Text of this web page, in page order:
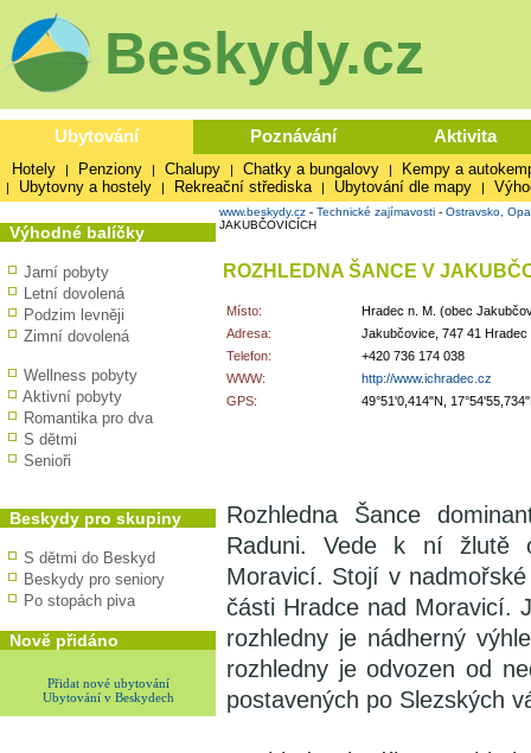
Beskydy.cz
Ubytování Poznávání Aktivita
Hotely | Penziony | Chalupy | Chatky a bungalovy | Kempy a
| Ubytovny a hostely | Rekreační střediska | Ubytování dle mapy |
Výhodné balíčky
Jarní pobyty
Letní dovolená
Podzim levněji
Zimní dovolená
Wellness pobyty
Aktivní pobyty
Romantika pro dva
S dětmi
Senioři
Beskydy pro skupiny
S dětmi do Beskyd
Beskydy pro seniory
Po stopách piva
Nově přidáno
Přidat nové ubytování
Ubytování v Beskydech
www.beskydy.cz - Technické zajímavosti - Ostravsko,
JAKUBČOVICÍCH
ROZHLEDNA ŠANCE V
Místo:
Hradec n. M. (obec
Adresa:
Jakubčovice, 747 41
Telefon:
+420 736 174 038
WWW:
http://www.ichradec.cz
GPS:
49°51'0,414"N,
Rozhledna Šance
Raduni. Vede k ní žlutě
Moravicí. Stojí v
části Hradce nad Moravicí.
rozhledny je nádherný
rozhledny je odvozen od
postavených po Slezských